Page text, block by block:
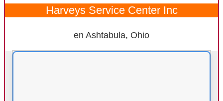
Harveys Service Center Inc
en Ashtabula, Ohio